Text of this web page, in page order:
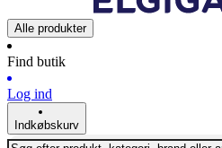
Alle produkter
Find butik
Log ind
Indkøbskurv